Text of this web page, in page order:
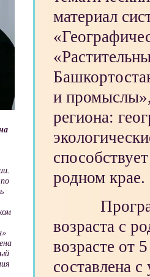
материал
и
региона:
родном крае.
возраста с
возрасте от
составлена